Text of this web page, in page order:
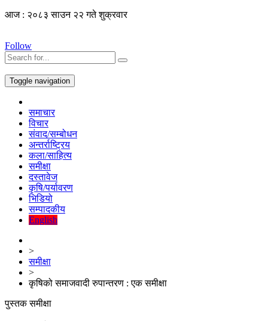
आज : २०८३ साउन २२ गते शुक्रवार
Follow
Toggle navigation
समाचार
विचार
संवाद/सम्बोधन
अन्तर्राष्ट्रिय
कला/साहित्य
समीक्षा
दस्तावेज
कृषि/पर्यावरण
भिडियो
सम्पादकीय
English
>
समीक्षा
>
कृषिको समाजवादी रुपान्तरण : एक समीक्षा
पुस्तक समीक्षा